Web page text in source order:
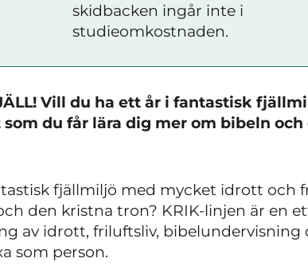
skidbacken ingår inte i
studieomkostnaden.
Vill du ha ett år i fantastisk
du får lära dig mer om bibeln och
fjällmiljö med mycket idrott och
den kristna tron? KRIK-linjen är en
av idrott, friluftsliv,
som person.